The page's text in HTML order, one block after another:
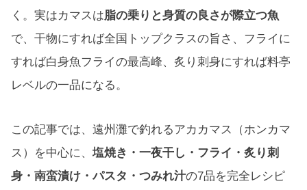
く。実はカマスは脂の乗りと身質の良さが際立つ魚
で、干物にすれば全国トップクラスの旨さ、フライに
すれば白身魚フライの最高峰、炙り刺身にすれば料亭
レベルの一品になる。
この記事では、遠州灘で釣れるアカカマス（ホンカマ
ス）を中心に、 塩焼き・一夜干し・フライ・炙り刺
身・南蛮漬け・パスタ・つみれ汁の7品を完全レシピ